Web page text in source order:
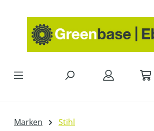
Marken Stihl